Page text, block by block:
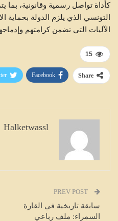
التونسي الذي يلزم الدولة
الآليات التي تضمن كرامتهم
15
Share
Facebook
Halketwassl
سابقة تاريخية في القارة
السمراء: ملف رباعي